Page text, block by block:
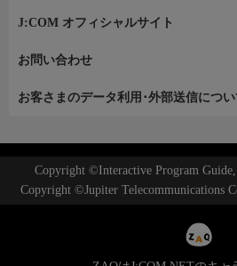
J:COM オフィシャルサイト
お問い合わせ
お客さまのデータ利用･外部送信につい
Copyright ©Interactive Program
Copyright ©Jupiter Telecommunications